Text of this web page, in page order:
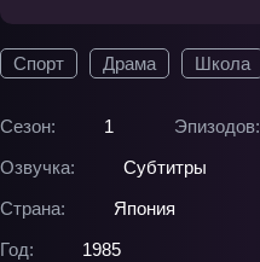
Спорт Драма Школа
Сезон: 1 Эпизодов:
Озвучка:
Субтитры
Страна:
Япония
Год:
1985